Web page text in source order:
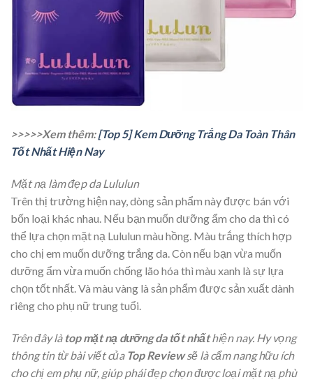
>>>>>Xem thêm:[Top 5] Kem Dưỡng Trắng Da Toàn Thân
Tốt Nhất Hiện Nay
Mặt nạ làm đẹp da Lululun
Trên thị trường hiện nay, dòng sản phẩm này được bán với
bốn loại khác nhau. Nếu bạn muốn dưỡng ẩm cho da thì có
thể lựa chọn mặt nạ Lululun màu hồng. Màu trắng thích hợp
cho chị em muốn dưỡng trắng da. Còn nếu bạn vừa muốn
dưỡng ẩm vừa muốn chống lão hóa thì màu xanh là sự lựa
chọn tốt nhất. Và màu vàng là sản phẩm được sản xuất dành
riêng cho phụ nữ trung tuổi.
Trên đây là top mặt nạ dưỡng da tốt nhấthiện nay. Hy vọng
thông tin từ bài viết của Top Reviewsẽ là cẩm nang hữu ích
cho chị em phụ nữ, giúp phái đẹp chọn được loại mặt nạ phù